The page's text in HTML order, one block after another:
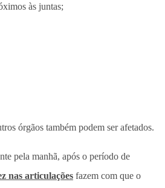
às juntas;
órgãos também podem ser afetados.
pela manhã, após o período de
nas articulações fazem com que o